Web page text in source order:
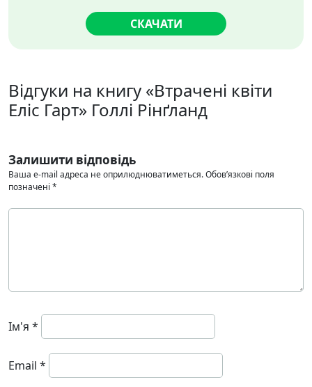
СКАЧАТИ
Відгуки на книгу «Втрачені квіти
Еліс Гарт» Голлі Рінґланд
Залишити відповідь
Ваша e-mail адреса не оприлюднюватиметься.Обов’язкові поля
позначені *
Ім'я *
Email *